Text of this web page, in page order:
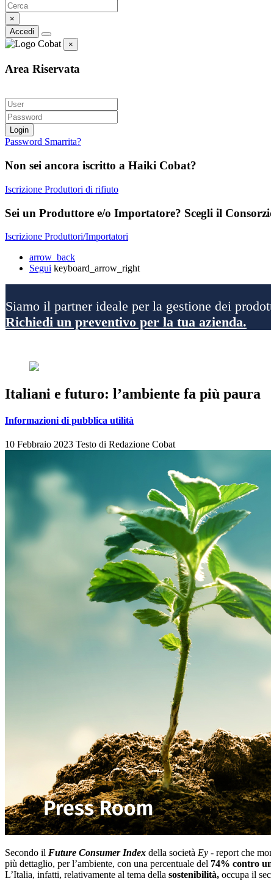
×
Accedi
×
Area Riservata
Login
Password Smarrita?
Non sei ancora iscritto a Haiki Cobat?
Iscrizione Produttori di rifiuto
Sei un Produttore e/o Importatore? Scegli il
Iscrizione Produttori/Importatori
arrow_back
Segui keyboard_arrow_right
Siamo il partner ideale per la gestione dei
Richiedi un preventivo per la tua azienda.
Italiani e futuro: l’ambiente fa più paura
Informazioni di pubblica utilità
10 Febbraio 2023 Testo di Redazione Cobat
Secondo il Future Consumer Index della società Ey - report che
più dettaglio, per l’ambiente, con una percentuale del 74% contro
L’Italia, infatti, relativamente al tema della sostenibilità, occupa il